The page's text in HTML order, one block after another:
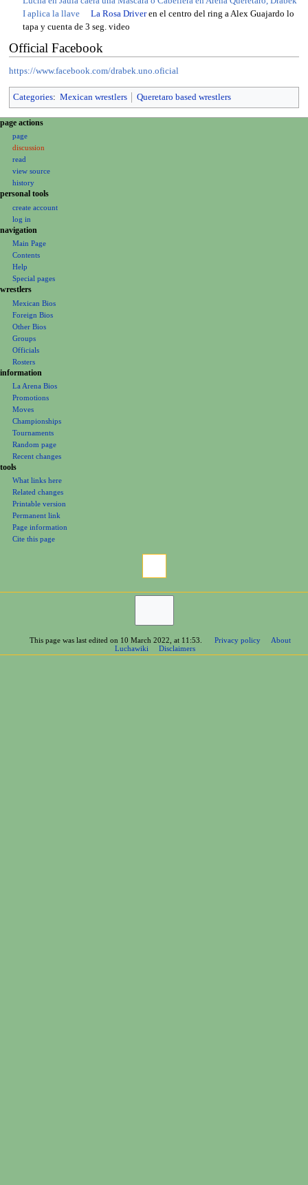
I aplica la llave
La Rosa Driveren el centro del ring a Alex Guajardo lo
tapa y cuenta de 3 seg. video
Official Facebook
https://www.facebook.com/drabek.uno.oficial
Categories: Mexican wrestlers Queretaro based wrestlers
N
a
i
e
page actions
page
discussion
read
view source
history
personal tools
create account
log in
navigation
Main Page
Contents
Help
Special pages
wrestlers
Mexican Bios
Foreign Bios
Other Bios
Groups
Officials
Rosters
information
La Arena Bios
Promotions
Moves
Championships
Tournaments
Random page
Recent changes
tools
What links here
Related changes
Printable version
Permanent link
Page information
Cite this page
This page was last edited on 10 March 2022, at 11:53. Privacy policy
About
Luchawiki
Disclaimers